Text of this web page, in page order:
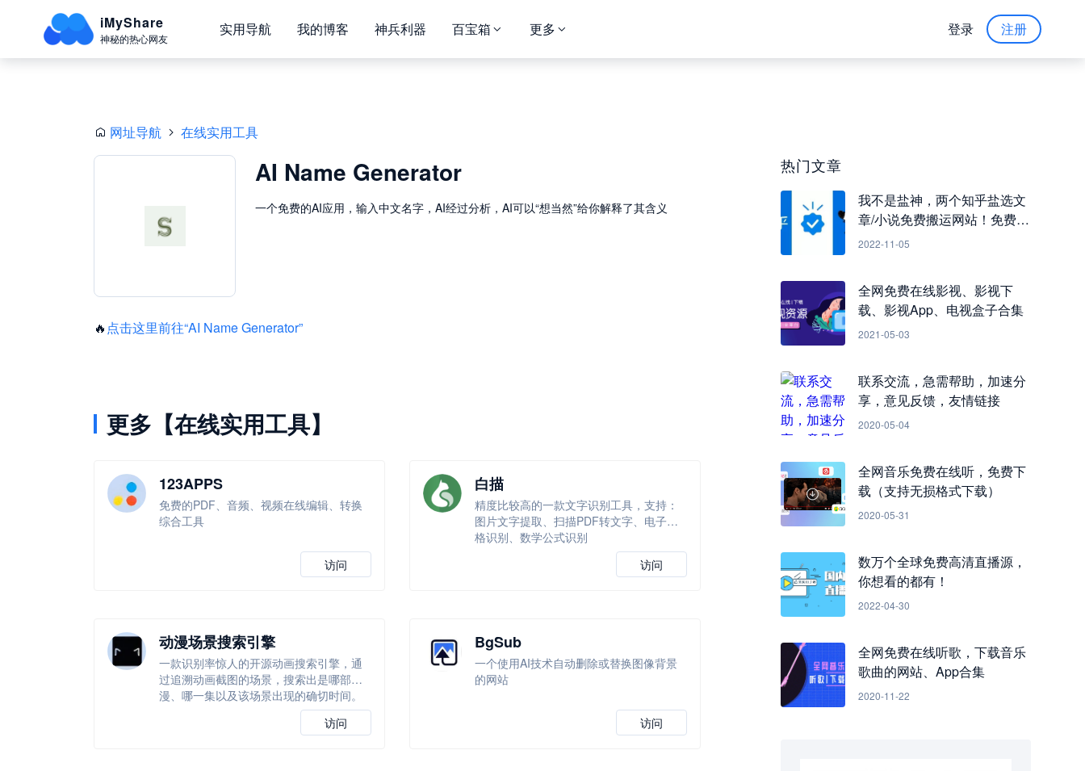
iMyShare
神秘的热心网友
实用导航 我的博客 神兵利器 百宝箱 更多 注册
登录
热门文章
我不是盐神，两个知乎盐选文
章/小说免费搬运网站！免费看
知乎小说
2022-11-05
全网免费在线影视、影视下
载、影视App、电视盒子合集
2021-05-03
联系交流，急需帮助，加速分
享，意见反馈，友情链接
2020-05-04
全网音乐免费在线听，免费下
载（支持无损格式下载）
2020-05-31
数万个全球免费高清直播源，
你想看的都有！
2022-04-30
全网免费在线听歌，下载音乐
歌曲的网站、App合集
2020-11-22
网址导航 在线实用工具
AI Name Generator
一个免费的AI应用，输入中文名字，AI经过分析，AI可以“想当然”给你解释了其含义
🔥 点击这里前往“AI Name Generator”
更多【在线实用工具】
123APPS
免费的PDF、音频、视频在线编辑、转换
综合工具
访问
白描
精度比较高的一款文字识别工具，支持：
图片文字提取、扫描PDF转文字、电子表
格识别、数学公式识别
访问
动漫场景搜索引擎
一款识别率惊人的开源动画搜索引擎，通
过追溯动画截图的场景，搜索出是哪部动
漫、哪一集以及该场景出现的确切时间。
访问
BgSub
一个使用AI技术自动删除或替换图像背景
的网站
访问